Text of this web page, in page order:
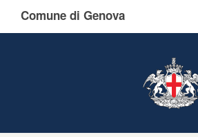
Comune di Genova